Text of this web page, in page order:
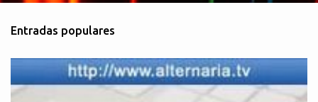
e
n
t
Entradas populares